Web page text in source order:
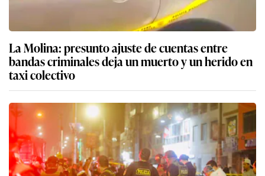
La Molina: presunto ajuste de cuentas entre
bandas criminales deja un muerto y un herido en
taxi colectivo